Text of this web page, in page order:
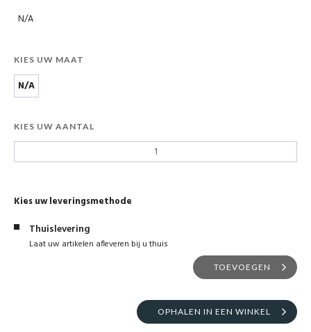
N/A
KIES UW MAAT
N/A
KIES UW AANTAL
Kies uw leveringsmethode
Thuislevering
Laat uw artikelen afleveren bij u thuis
TOEVOEGEN
OPHALEN IN EEN WINKEL